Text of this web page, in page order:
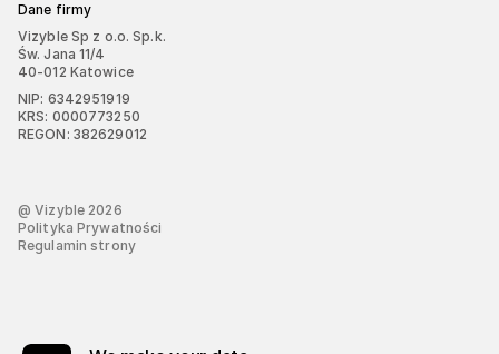
Dane firmy
Vizyble Sp z o.o. Sp.k.
Św. Jana 11/4
40-012 Katowice
NIP: 6342951919
KRS: 0000773250
REGON: 382629012
@ Vizyble2026
Polityka Prywatności
Regulamin strony